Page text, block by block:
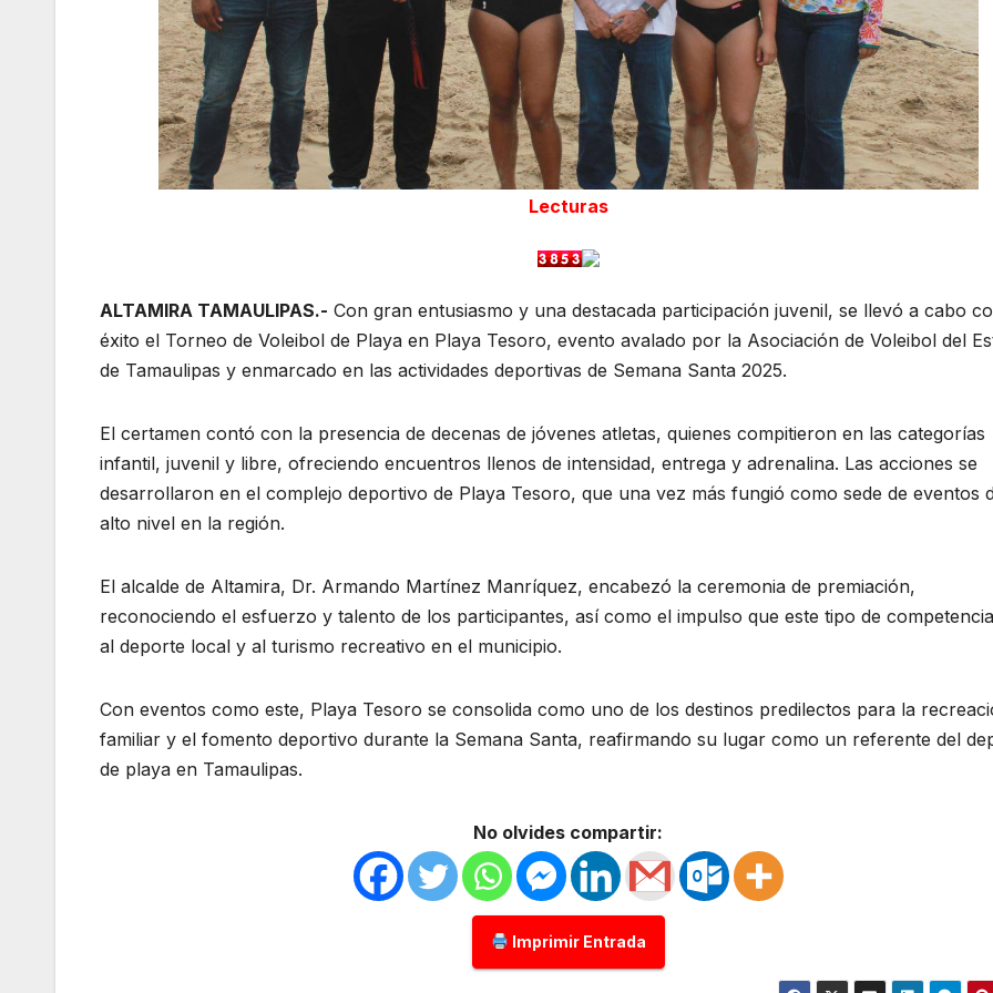
Lecturas
ALTAMIRA TAMAULIPAS.- Con gran entusiasmo y una destacada participación juvenil, se llevó a cabo
éxito el Torneo de Voleibol de Playa en Playa Tesoro, evento avalado por la Asociación de Voleibol del
de Tamaulipas y enmarcado en las actividades deportivas de Semana Santa 2025.
El certamen contó con la presencia de decenas de jóvenes atletas, quienes compitieron en las categorías
infantil, juvenil y libre, ofreciendo encuentros llenos de intensidad, entrega y adrenalina. Las acciones se
desarrollaron en el complejo deportivo de Playa Tesoro, que una vez más fungió como sede de eventos
alto nivel en la región.
El alcalde de Altamira, Dr. Armando Martínez Manríquez, encabezó la ceremonia de premiación,
reconociendo el esfuerzo y talento de los participantes, así como el impulso que este tipo de
al deporte local y al turismo recreativo en el municipio.
Con eventos como este, Playa Tesoro se consolida como uno de los destinos predilectos para la
familiar y el fomento deportivo durante la Semana Santa, reafirmando su lugar como un referente del
de playa en Tamaulipas.
No olvides compartir:
Imprimir Entrada